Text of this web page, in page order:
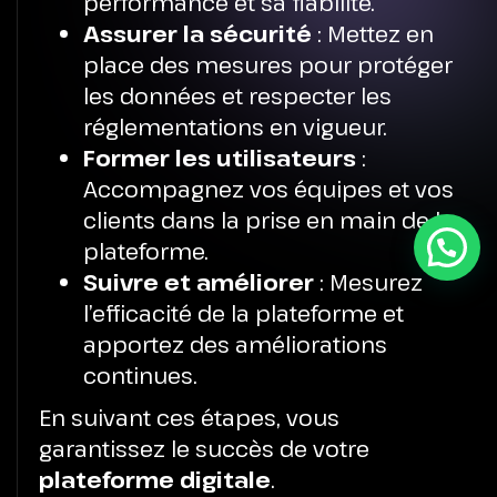
Assurer la sécurité : Mettez en
place des mesures pour protéger
les données et respecter les
réglementations en vigueur.
Former les utilisateurs :
Accompagnez vos équipes et vos
clients dans la prise en main de la
plateforme.
Suivre et améliorer : Mesurez
l’efficacité de la plateforme et
apportez des améliorations
continues.
En suivant ces étapes, vous
garantissez le succès de votre
plateforme digitale.